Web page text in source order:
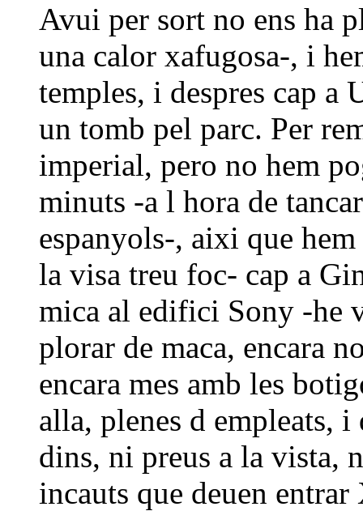
Avui per sort no ens ha
una calor xafugosa-, i
temples, i despres cap a
un tomb pel parc. Per
imperial, pero no hem
minuts -a l hora de
espanyols-, aixi que
la visa treu foc- cap a
mica al edifici Sony -he
plorar de maca, encara
encara mes amb les
alla, plenes d empleats,
dins, ni preus a la vista,
incauts que deuen entrar